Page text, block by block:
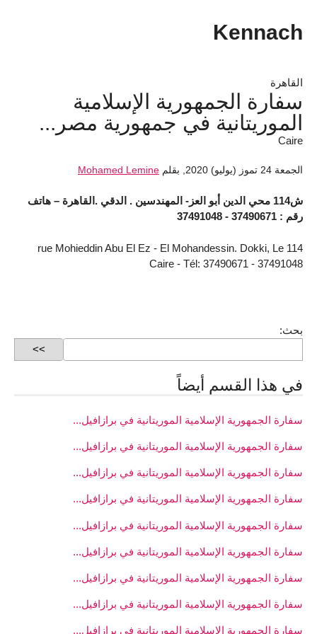
Kennach
القاهرة
سفارة الجمهورية الإسلامية
الموريتانية في جمهورية مصر...
Caire
الجمعة 24 تموز (يوليو) 2020 بقلم Mohamed Lemine
ش114 محي الدين أبو العز- المهندسين . الدقي .القاهرة – هاتف
رقم : 37490671 - 37491048
114 rue Mohieddin Abu El Ez - El Mohandessin. Dokki, Le
Caire - Tél: 37490671 - 37491048
بحث:
في هذا القسم أيضاً
سفارة الجمهورية الإسلامية الموريتانية في برازافيل...
سفارة الجمهورية الإسلامية الموريتانية في برازافيل...
سفارة الجمهورية الإسلامية الموريتانية في برازافيل...
سفارة الجمهورية الإسلامية الموريتانية في برازافيل...
سفارة الجمهورية الإسلامية الموريتانية في برازافيل...
سفارة الجمهورية الإسلامية الموريتانية في برازافيل...
سفارة الجمهورية الإسلامية الموريتانية في برازافيل...
سفارة الجمهورية الإسلامية الموريتانية في برازافيل...
سفارة الجمهورية الإسلامية الموريتانية في برازافيل...